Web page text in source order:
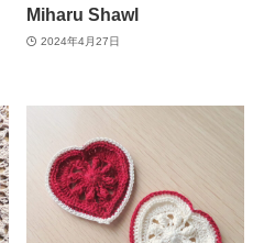
Miharu Shawl
2024年4月27日